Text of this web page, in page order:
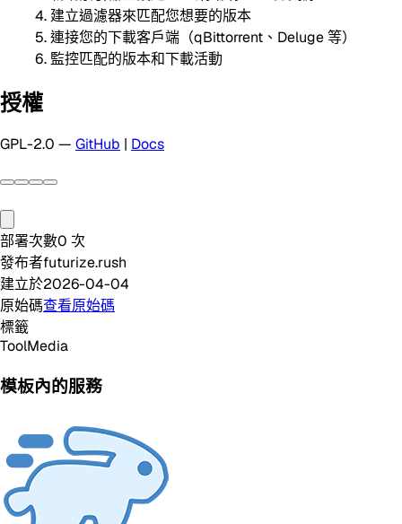
建立過濾器來匹配您想要的版本
連接您的下載客戶端（qBittorrent、Deluge 等）
監控匹配的版本和下載活動
授權
GPL-2.0 — GitHub | Docs
部署次數0 次
發布者futurize.rush
建立於2026-04-04
原始碼查看原始碼
標籤
ToolMedia
模板內的服務